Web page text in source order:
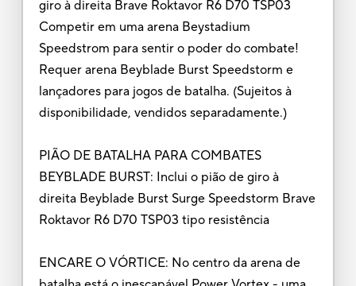
giro à direita Brave Roktavor R6 D70 TSP03
Competir em uma arena Beystadium
Speedstrom para sentir o poder do combate!
Requer arena Beyblade Burst Speedstorm e
lançadores para jogos de batalha. (Sujeitos à
disponibilidade, vendidos separadamente.)
PIÃO DE BATALHA PARA COMBATES
BEYBLADE BURST: Inclui o pião de giro à
direita Beyblade Burst Surge Speedstorm Brave
Roktavor R6 D70 TSP03 tipo resistência
ENCARE O VÓRTICE: No centro da arena de